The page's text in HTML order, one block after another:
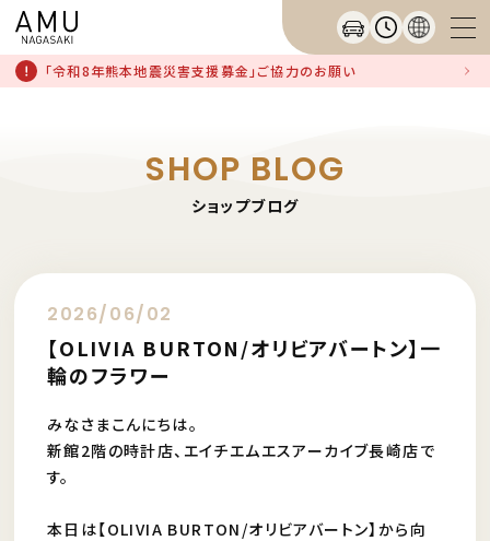
「令和8年熊本地震災害支援募金」ご協力のお願い
SHOP BLOG
ショップブログ
2026/06/02
【OLIVIA BURTON/オリビアバートン】一
輪のフラワー
みなさまこんにちは。
新館2階の時計店、エイチエムエスアーカイブ長崎店で
す。
本日は【OLIVIA BURTON/オリビアバートン】から向